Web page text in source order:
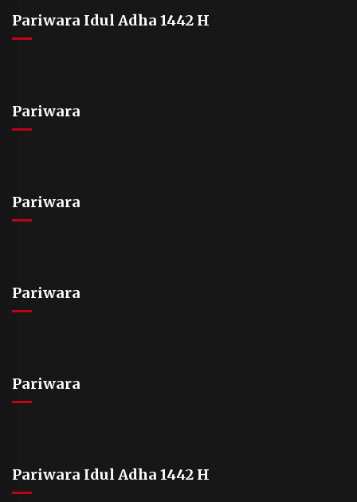
Pariwara Idul Adha 1442 H
Pariwara
Pariwara
Pariwara
Pariwara
Pariwara Idul Adha 1442 H